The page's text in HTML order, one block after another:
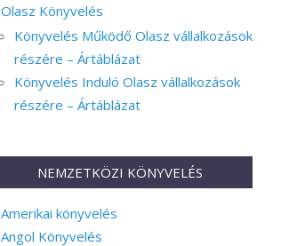
Olasz Könyvelés
Könyvelés Működő Olasz vállalkozások
részére – Ártáblázat
Könyvelés Induló Olasz vállalkozások
részére – Ártáblázat
NEMZETKÖZI KÖNYVELÉS
Amerikai könyvelés
Angol Könyvelés